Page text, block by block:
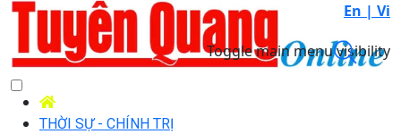
En | Vi
Toggle main menu visibility
THỜI SỰ - CHÍNH TRỊ